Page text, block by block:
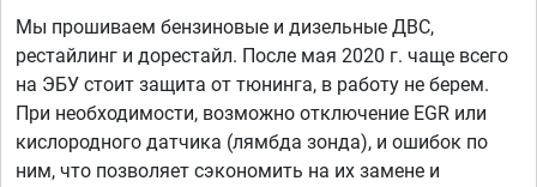
Мы прошиваем бензиновые и дизельные ДВС,
рестайлинг и дорестайл. После мая 2020 г. чаще всего
на ЭБУ стоит защита от тюнинга, в работу не берем.
При необходимости, возможно отключение EGR или
кислородного датчика (лямбда зонда), и ошибок по
ним, что позволяет сэкономить на их замене и